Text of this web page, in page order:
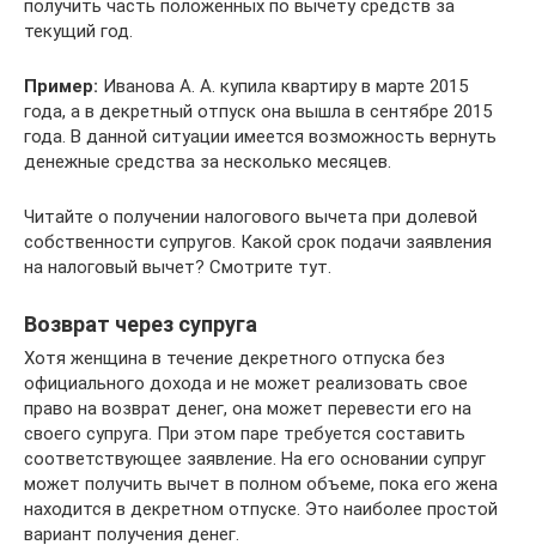
получить часть положенных по вычету средств за
текущий год.
Пример: Иванова А. А. купила квартиру в марте 2015
года, а в декретный отпуск она вышла в сентябре 2015
года. В данной ситуации имеется возможность вернуть
денежные средства за несколько месяцев.
Читайте о получении налогового вычета при долевой
собственности супругов. Какой срок подачи заявления
на налоговый вычет? Смотрите тут.
Возврат через супруга
Хотя женщина в течение декретного отпуска без
официального дохода и не может реализовать свое
право на возврат денег, она может перевести его на
своего супруга. При этом паре требуется составить
соответствующее заявление. На его основании супруг
может получить вычет в полном объеме, пока его жена
находится в декретном отпуске. Это наиболее простой
вариант получения денег.